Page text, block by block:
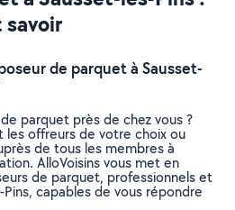
de parquet à Sausset-
parquet près de chez vous ?
offreurs de votre choix ou
de tous les membres à
AlloVoisins vous met en
de parquet, professionnels et
capables de vous répondre